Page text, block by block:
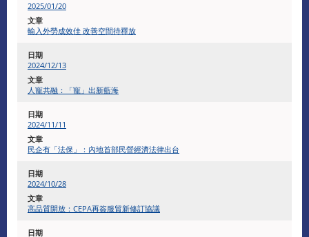
2025/01/20
輸入外勞成效佳 改善空間待釋放
2024/12/13
人寵共融：「寵」出新藍海
2024/11/11
民企有「法保」：內地首部民營經濟法律出台
​2024/10/28
高品質開放：CEPA再簽服貿新修訂協議